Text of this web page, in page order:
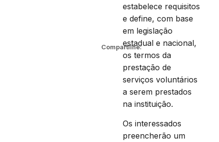
Compartilhe:
estabelece requisitos
e define, com base
em legislação
estadual e nacional,
os termos da
prestação de
serviços voluntários
a serem prestados
na instituição.
Os interessados
preencherão um